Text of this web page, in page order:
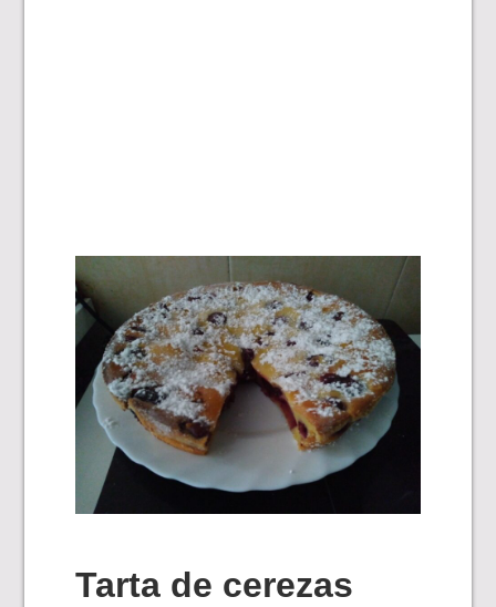
Tarta de cerezas